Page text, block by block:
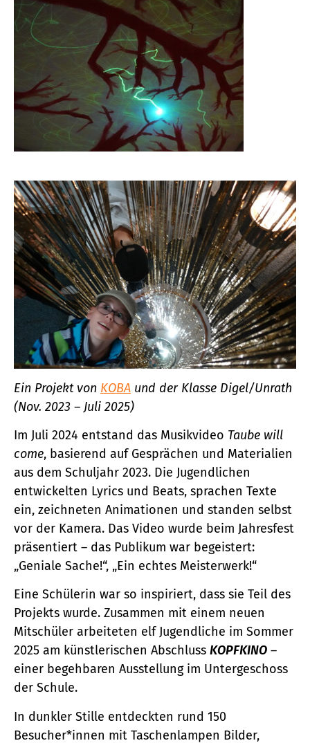
Ein Projekt von KOBA und der Klasse Digel/Unrath
(Nov. 2023 – Juli 2025)
Im Juli 2024 entstand das Musikvideo Taube will
come, basierend auf Gesprächen und Materialien
aus dem Schuljahr 2023. Die Jugendlichen
entwickelten Lyrics und Beats, sprachen Texte
ein, zeichneten Animationen und standen selbst
vor der Kamera. Das Video wurde beim Jahresfest
präsentiert – das Publikum war begeistert:
„Geniale Sache!“, „Ein echtes Meisterwerk!“
Eine Schülerin war so inspiriert, dass sie Teil des
Projekts wurde. Zusammen mit einem neuen
Mitschüler arbeiteten elf Jugendliche im Sommer
2025 am künstlerischen Abschluss KOPFKINO –
einer begehbaren Ausstellung im Untergeschoss
der Schule.
In dunkler Stille entdeckten rund 150
Besucher*innen mit Taschenlampen Bilder,